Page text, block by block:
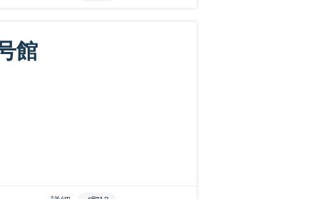
館